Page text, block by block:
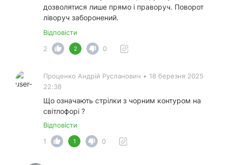
дозволятися лише прямо і праворуч. Поворот
ліворуч заборонений.
Відповісти
2
2 0
Проценко Андрій Русланович • 18 березня 2025
22:38
Що означають стрілки з чорним контуром на
світлофорі ?
Відповісти
1
1 0